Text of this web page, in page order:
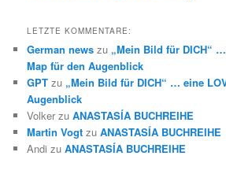
LETZTE KOMMENTARE:
German news zu „Mein Bild für DICH“
Map für den Augenblick
GPT zu „Mein Bild für DICH“ … eine
Augenblick
Volker zuANASTASÍA BUCHREIHE
Martin Vogt zuANASTASÍA BUCHREIHE
Andi zuANASTASÍA BUCHREIHE